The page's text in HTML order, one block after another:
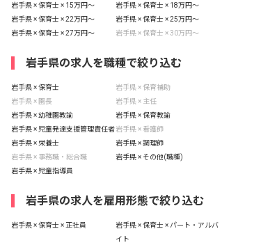
岩手県 × 保育士 × 15万円〜
岩手県 × 保育士 × 18万円〜
岩手県 × 保育士 × 22万円〜
岩手県 × 保育士 × 25万円〜
岩手県 × 保育士 × 27万円〜
岩手県 × 保育士 × 30万円〜
岩手県の求人を職種で絞り込む
岩手県 × 保育士
岩手県 × 保育補助
岩手県 × 園長
岩手県 × 主任
岩手県 × 幼稚園教諭
岩手県 × 保育教諭
岩手県 × 児童発達支援管理責任者岩手県 × 看護師
岩手県 × 栄養士
岩手県 × 調理師
岩手県 × 事務職・総合職
岩手県 × その他(職種)
岩手県 × 児童指導員
岩手県の求人を雇用形態で絞り込む
岩手県 × 保育士 × 正社員
岩手県 × 保育士 × パート・アルバ
イト